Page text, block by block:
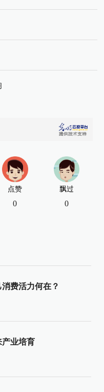
点赞
0
飘过
0
费活力何在？
产业培育